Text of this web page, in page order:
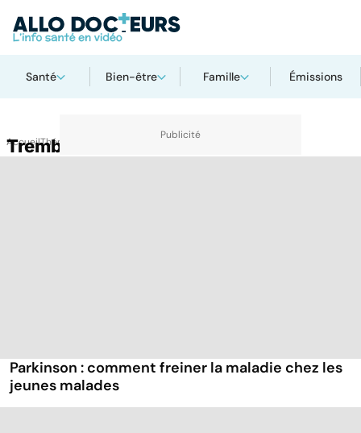
Santé Bien-être Famille Émissions
AccueilThématiques
Tremblement
Parkinson : comment freiner la maladie chez les
jeunes malades